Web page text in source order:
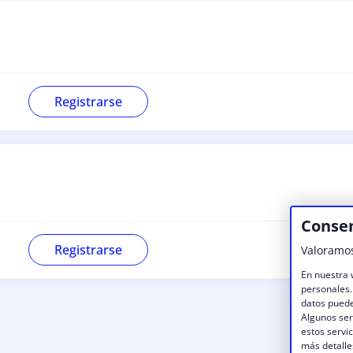
En nuestra
datos
Algunos
estos
más
Registrarse
Registrarse